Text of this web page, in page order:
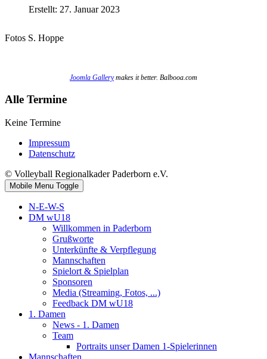
Erstellt: 27. Januar 2023
Fotos S. Hoppe
Joomla Gallerymakes it better. Balbooa.com
Alle Termine
Keine Termine
Impressum
Datenschutz
© Volleyball Regionalkader Paderborn e.V.
Mobile Menu Toggle
N-E-W-S
DM wU18
Willkommen in Paderborn
Grußworte
Unterkünfte & Verpflegung
Mannschaften
Spielort & Spielplan
Sponsoren
Media (Streaming, Fotos, ...)
Feedback DM wU18
1. Damen
News - 1. Damen
Team
Portraits unser Damen 1-Spielerinnen
Mannschaften